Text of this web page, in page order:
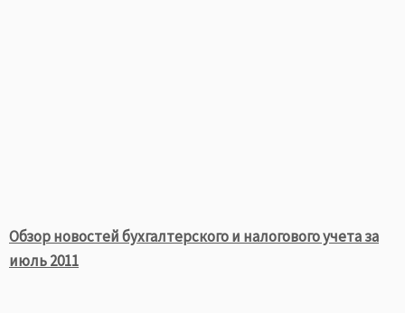
Обзор новостей бухгалтерского и налогового учета за
июль 2011